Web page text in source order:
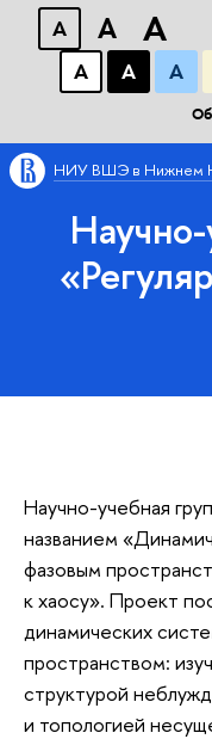
A A A
А
А А
НИУ ВШЭ в Нижнем
Научно-учебная
названием
фазовым
к хаосу». Проект
динамических
пространством:
структурой
и топологией